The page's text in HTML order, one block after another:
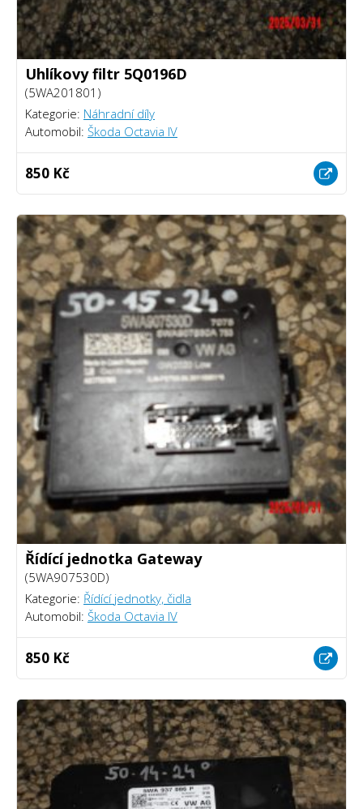
Uhlíkovy filtr 5Q0196D
(5WA201801)
Kategorie: Náhradní díly
Automobil: Škoda Octavia IV
850 Kč
Řídící jednotka Gateway
(5WA907530D)
Kategorie: Řídící jednotky, čidla
Automobil: Škoda Octavia IV
850 Kč